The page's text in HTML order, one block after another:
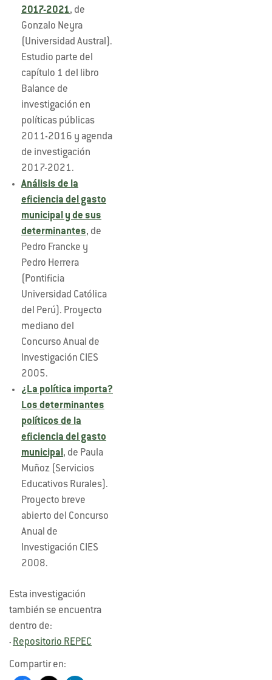
2017-2021, de
Gonzalo Neyra
(Universidad Austral).
Estudio parte del
capítulo 1 del libro
Balance de
investigación en
políticas públicas
2011-2016 y agenda
de investigación
2017-2021.
Análisis de la
eficiencia del gasto
municipal y de sus
determinantes, de
Pedro Francke y
Pedro Herrera
(Pontificia
Universidad Católica
del Perú). Proyecto
mediano del
Concurso Anual de
Investigación CIES
2005.
¿La política importa?
Los determinantes
políticos de la
eficiencia del gasto
municipal , de Paula
Muñoz (Servicios
Educativos Rurales).
Proyecto breve
abierto del Concurso
Anual de
Investigación CIES
2008.
Esta investigación
también se encuentra
dentro de:
- Repositorio REPEC
Compartir en: